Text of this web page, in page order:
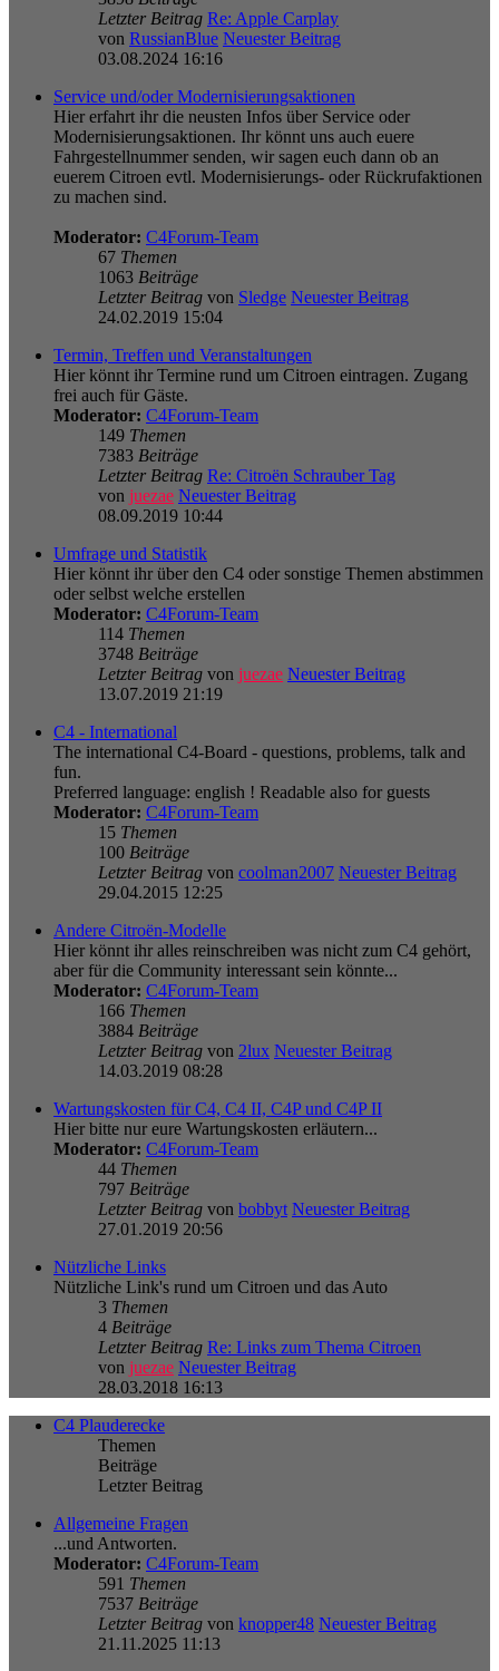
Letzter Beitrag Re: Apple Carplay
von RussianBlue Neuester Beitrag
03.08.2024 16:16
Service und/oder Modernisierungsaktionen
Hier erfahrt ihr die neusten Infos über Service oder
Modernisierungsaktionen. Ihr könnt uns auch euere
Fahrgestellnummer senden, wir sagen euch dann ob an
euerem Citroen evtl. Modernisierungs- oder Rückrufaktionen
zu machen sind.
Moderator: C4Forum-Team
67 Themen
1063 Beiträge
Letzter Beitrag von Sledge Neuester Beitrag
24.02.2019 15:04
Termin, Treffen und Veranstaltungen
Hier könnt ihr Termine rund um Citroen eintragen. Zugang
frei auch für Gäste.
Moderator: C4Forum-Team
149 Themen
7383 Beiträge
Letzter Beitrag Re: Citroën Schrauber Tag
von juezae Neuester Beitrag
08.09.2019 10:44
Umfrage und Statistik
Hier könnt ihr über den C4 oder sonstige Themen abstimmen
oder selbst welche erstellen
Moderator: C4Forum-Team
114 Themen
3748 Beiträge
Letzter Beitrag von juezae Neuester Beitrag
13.07.2019 21:19
C4 - International
The international C4-Board - questions, problems, talk and
fun.
Preferred language: english ! Readable also for guests
Moderator: C4Forum-Team
15 Themen
100 Beiträge
Letzter Beitrag von coolman2007 Neuester Beitrag
29.04.2015 12:25
Andere Citroën-Modelle
Hier könnt ihr alles reinschreiben was nicht zum C4 gehört,
aber für die Community interessant sein könnte...
Moderator: C4Forum-Team
166 Themen
3884 Beiträge
Letzter Beitrag von 2lux Neuester Beitrag
14.03.2019 08:28
Wartungskosten für C4, C4 II, C4P und C4P II
Hier bitte nur eure Wartungskosten erläutern...
Moderator: C4Forum-Team
44 Themen
797 Beiträge
Letzter Beitrag von bobbyt Neuester Beitrag
27.01.2019 20:56
Nützliche Links
Nützliche Link's rund um Citroen und das Auto
3 Themen
4 Beiträge
Letzter Beitrag Re: Links zum Thema Citroen
von juezae Neuester Beitrag
28.03.2018 16:13
C4 Plauderecke
Themen
Beiträge
Letzter Beitrag
Allgemeine Fragen
...und Antworten.
Moderator: C4Forum-Team
591 Themen
7537 Beiträge
Letzter Beitrag von knopper48 Neuester Beitrag
21.11.2025 11:13